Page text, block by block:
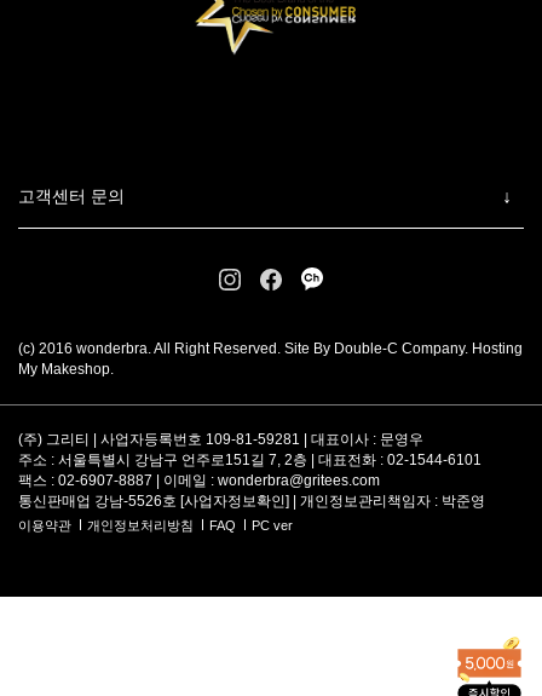
고객센터 문의
(c) 2016 wonderbra. All Right Reserved. Site By Double-C Company. Hosting
My Makeshop.
(주) 그리티 | 사업자등록번호 109-81-59281 | 대표이사 : 문영우
주소 : 서울특별시 강남구 언주로151길 7, 2층 | 대표전화 : 02-1544-6101
팩스 : 02-6907-8887 | 이메일 : wonderbra@gritees.com
통신판매업 강남-5526호 [사업자정보확인] | 개인정보관리책임자 : 박준영
이용약관 개인정보처리방침 FAQ PC ver